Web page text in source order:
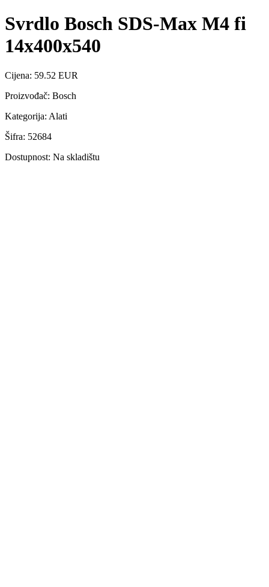
Svrdlo Bosch SDS-Max M4 fi
14x400x540
Cijena: 59.52 EUR
Proizvođač: Bosch
Kategorija: Alati
Šifra: 52684
Dostupnost: Na skladištu